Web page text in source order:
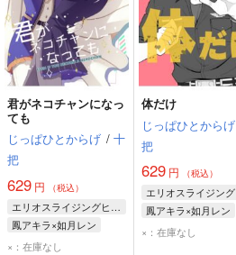
君がネコチャンになっ
ても
じっぱひとからげ / 十
把
629 円 （税込）
エリオスライジングヒーローズ
鳳アキラ×如月レン
鳳アキラ
×：在庫なし
体だけ
じっぱひとからげ
把
629 円 （税込）
鳳アキラ×如月レン
鳳アキラ
×：在庫なし